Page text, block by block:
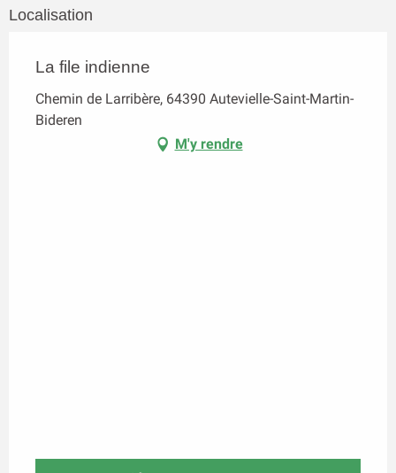
Localisation
La file indienne
Chemin de Larribère, 64390 Autevielle-Saint-Martin-
Bideren
M'y rendre